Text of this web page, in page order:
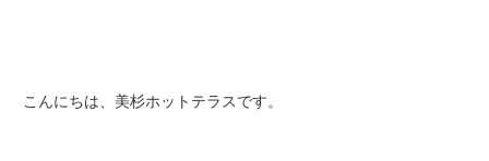
こんにちは、美杉ホットテラスです。